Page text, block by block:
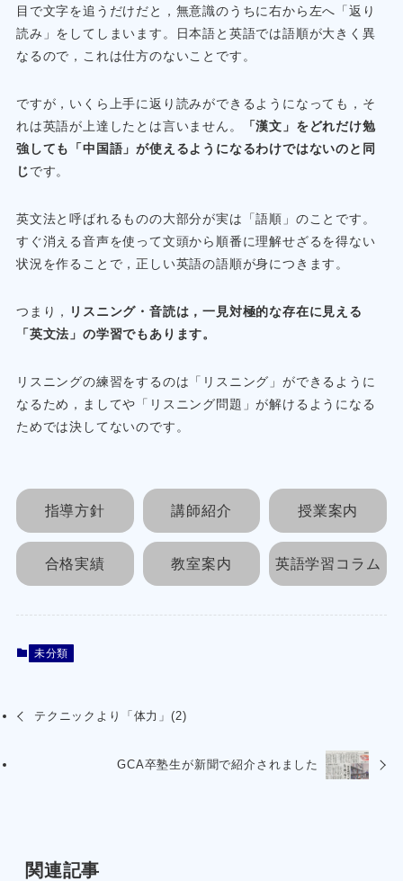
目で文字を追うだけだと，無意識のうちに右から左へ「返り
読み」をしてしまいます。日本語と英語では語順が大きく異
なるので，これは仕方のないことです。
ですが，いくら上手に返り読みができるようになっても，そ
れは英語が上達したとは言いません。
「漢文」をどれだけ勉
強しても「中国語」が使えるようになるわけではないのと同
じです。
英文法と呼ばれるものの大部分が実は「語順」のことです。
すぐ消える音声を使って文頭から順番に理解せざるを得ない
状況を作ることで，正しい英語の語順が身につきます。
つまり，
リスニング・音読は，一見対極的な存在に見える
「英文法」の学習でもあります。
リスニングの練習をするのは「リスニング」ができるように
なるため，ましてや「リスニング問題」が解けるようになる
ためでは決してないのです。
指導方針 講師紹介 授業案内
合格実績 教室案内 英語学習コラム
未分類
テクニックより「体力」(2)
GCA卒塾生が新聞で紹介されました
関連記事